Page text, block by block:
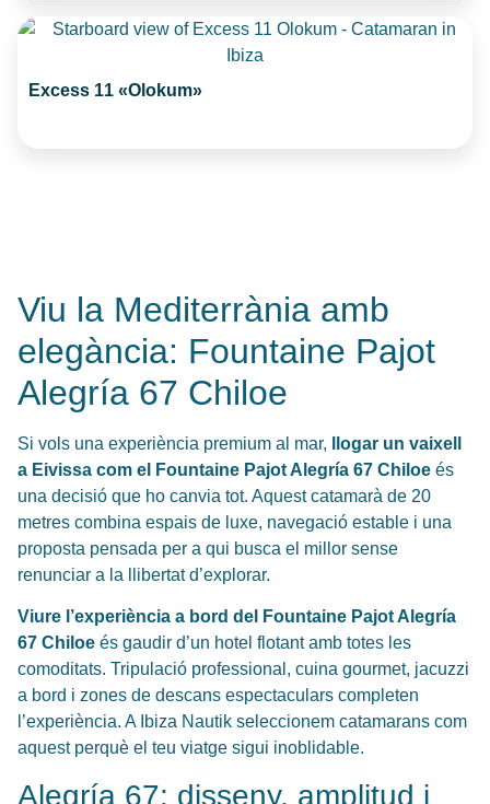
Excess 11 «Olokum»
Viu la Mediterrània amb
elegància: Fountaine Pajot
Alegría 67 Chiloe
Si vols una experiència premium al mar,
llogar un vaixell
a Eivissa com el Fountaine Pajot Alegría 67 Chiloe és
una decisió que ho canvia tot. Aquest catamarà de 20
metres combina espais de luxe, navegació estable i una
proposta pensada per a qui busca el millor sense
renunciar a la llibertat d’explorar.
Viure l’experiència a bord del Fountaine Pajot Alegría
67 Chiloe és gaudir d’un hotel flotant amb totes les
comoditats. Tripulació professional, cuina gourmet, jacuzzi
a bord i zones de descans espectaculars completen
l’experiència. A Ibiza Nautik seleccionem catamarans com
aquest perquè el teu viatge sigui inoblidable.
Alegría 67: disseny, amplitud i